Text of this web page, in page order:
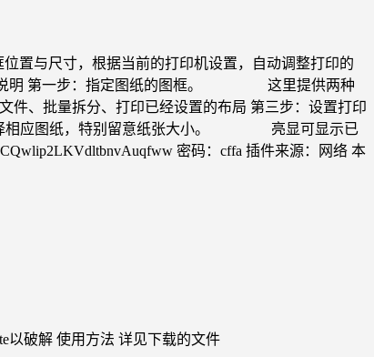
置与尺寸，根据当前的打印机设置，自动调整打印的
用说明 第一步：指定图纸的图框。 这里提供两种
批量拆分、打印已经设置的布局 第三步：设置打印
相应图纸，特别留意纸张大小。 亮显可显示已
密码：cffa 插件来源：网络 本
以破解 使用方法 详见下载的文件